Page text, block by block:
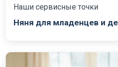
Наши сервисные точки
Няня для младенцев и